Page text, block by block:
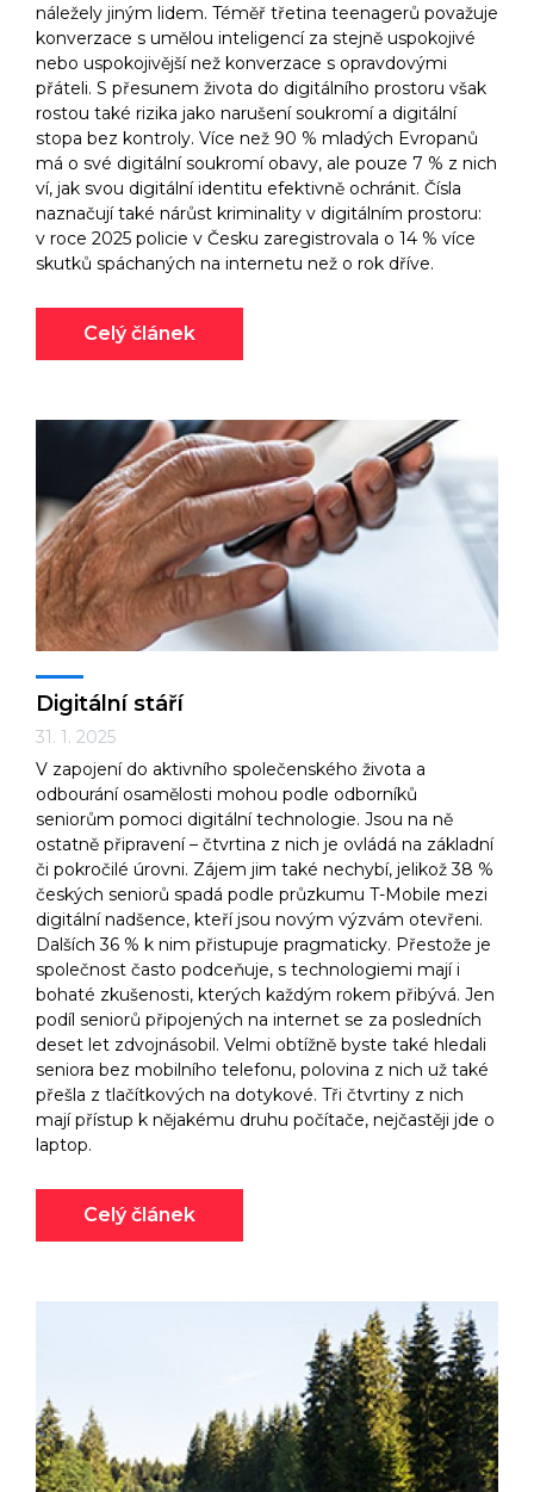
náležely jiným lidem. Téměř třetina teenagerů považuje
konverzace s umělou inteligencí za stejně uspokojivé
nebo uspokojivější než konverzace s opravdovými
přáteli. S přesunem života do digitálního prostoru však
rostou také rizika jako narušení soukromí a digitální
stopa bez kontroly. Více než 90 % mladých Evropanů
má o své digitální soukromí obavy, ale pouze 7 % z nich
ví, jak svou digitální identitu efektivně ochránit. Čísla
naznačují také nárůst kriminality v digitálním prostoru:
v roce 2025 policie v Česku zaregistrovala o 14 % více
skutků spáchaných na internetu než o rok dříve.
Celý článek
Digitální stáří
31. 1. 2025
V zapojení do aktivního společenského života a
odbourání osamělosti mohou podle odborníků
seniorům pomoci digitální technologie. Jsou na ně
ostatně připravení – čtvrtina z nich je ovládá na základní
či pokročilé úrovni. Zájem jim také nechybí, jelikož 38 %
českých seniorů spadá podle průzkumu T-Mobile mezi
digitální nadšence, kteří jsou novým výzvám otevřeni.
Dalších 36 % k nim přistupuje pragmaticky. Přestože je
společnost často podceňuje, s technologiemi mají i
bohaté zkušenosti, kterých každým rokem přibývá. Jen
podíl seniorů připojených na internet se za posledních
deset let zdvojnásobil. Velmi obtížně byste také hledali
seniora bez mobilního telefonu, polovina z nich už také
přešla z tlačítkových na dotykové. Tři čtvrtiny z nich
mají přístup k nějakému druhu počítače, nejčastěji jde o
laptop.
Celý článek